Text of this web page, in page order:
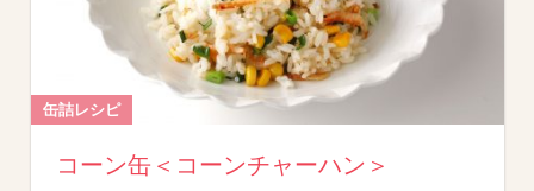
缶詰レシピ
コーン缶＜コーンチャーハン＞